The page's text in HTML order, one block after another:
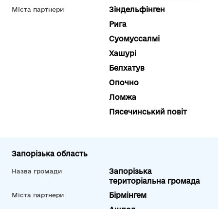
Міста партнери
Зіндельфінген
Рига
Суомуссалмі
Хашурі
Белхатув
Опочно
Ломжа
Пясечинський повіт
Запорізька область
Назва громади
Запорізька
територіальна громада
Міста партнери
Бірмінгем